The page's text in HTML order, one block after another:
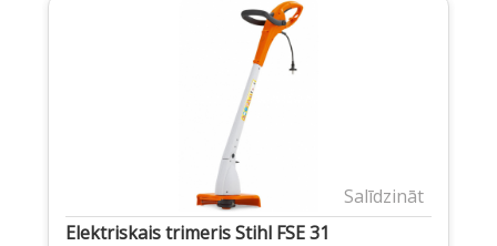
Salīdzināt
Elektriskais trimeris Stihl FSE 31